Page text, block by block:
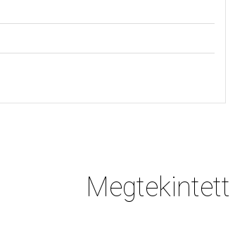
Megtekintett